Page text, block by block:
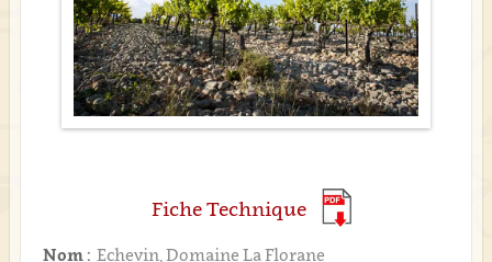
Fiche Technique
Nom : Echevin, Domaine La Florane